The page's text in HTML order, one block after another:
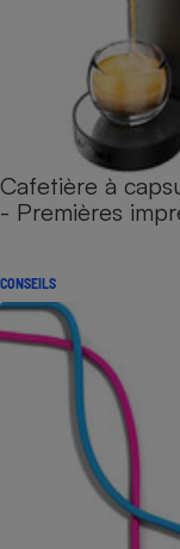
Cafetière à
- Premières
CONSEILS